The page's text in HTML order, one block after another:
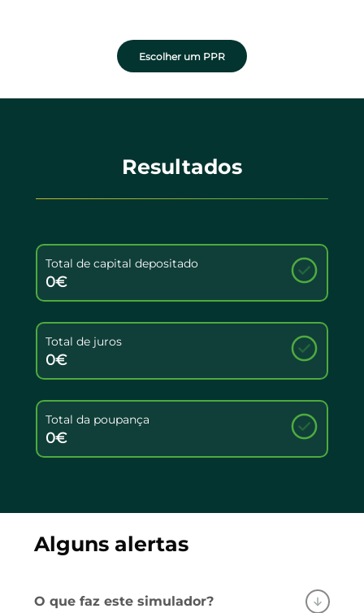
Escolher um PPR
Resultados
Total de capital depositado
0€
Total de juros
0€
Total da poupança
0€
Alguns alertas
O que faz este simulador?